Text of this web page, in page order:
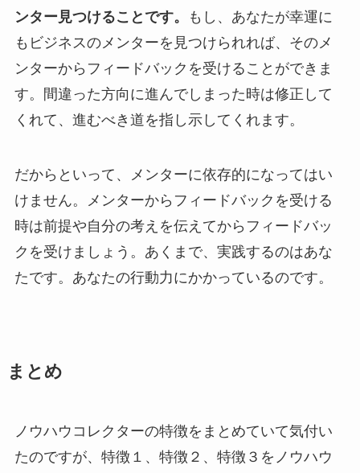
ンター見つけることです。
もし、あなたが幸運に
もビジネスのメンターを見つけられれば、そのメ
ンターからフィードバックを受けることができま
す。間違った方向に進んでしまった時は修正して
くれて、進むべき道を指し示してくれます。
だからといって、メンターに依存的になってはい
けません。メンターからフィードバックを受ける
時は前提や自分の考えを伝えてからフィードバッ
クを受けましょう。あくまで、実践するのはあな
たです。あなたの行動力にかかっているのです。
まとめ
ノウハウコレクターの特徴をまとめていて気付い
たのですが、特徴１、特徴２、特徴３をノウハウ